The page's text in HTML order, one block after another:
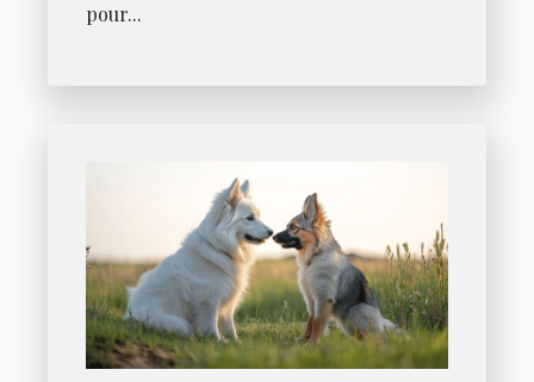
pour...